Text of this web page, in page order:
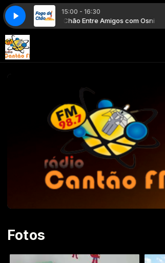
15:00 - 16:30
Fogo de Chão Entre Amigos com Osni Carvalho
Fotos